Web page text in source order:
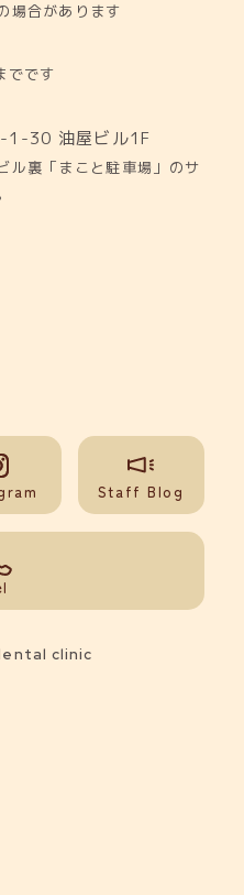
場合があります
です
1-30 油屋ビル1F
ル裏「まこと駐車場」のサ
Staff Blog
clinic